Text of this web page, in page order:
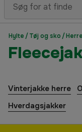
Hylte /Tøj og sko /
Vinterjakke herre
Hverdagsjakker